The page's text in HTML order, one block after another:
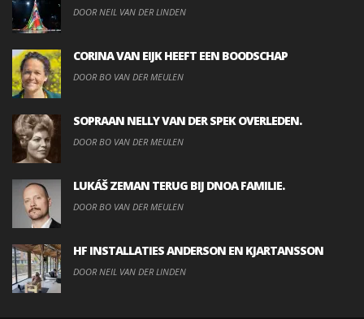
DOOR NEIL VAN DER LINDEN
CORINA VAN EIJK HEEFT EEN BOODSCHAP
DOOR BO VAN DER MEULEN
SOPRAAN NELLY VAN DER SPEK OVERLEDEN.
DOOR BO VAN DER MEULEN
LUKÁŠ ZEMAN TERUG BIJ DNOA FAMILIE.
DOOR BO VAN DER MEULEN
HF INSTALLATIES ANDERSON EN KJARTANSSON
DOOR NEIL VAN DER LINDEN